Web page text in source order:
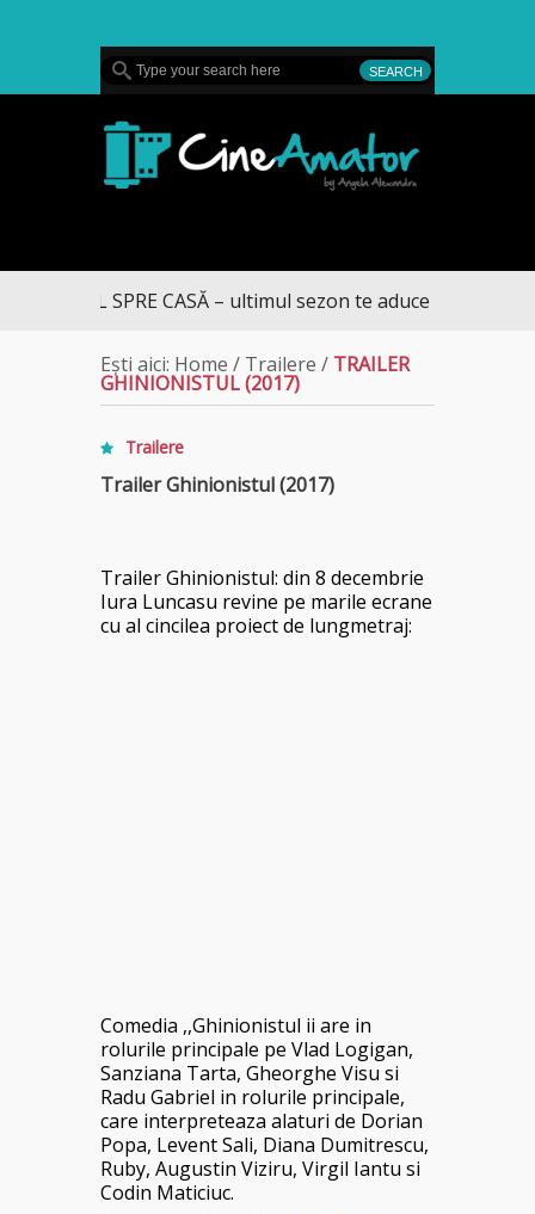
DRUMUL SPRE CASĂ – ultimul sezon te aduce la DIVA
Ești aici: Home / Trailere / TRAILER
GHINIONISTUL (2017)
Trailere
Trailer Ghinionistul (2017)
Trailer Ghinionistul: din 8 decembrie
Iura Luncasu revine pe marile ecrane
cu al cincilea proiect de lungmetraj:
Comedia ,,Ghinionistul ii are in
rolurile principale pe Vlad Logigan,
Sanziana Tarta, Gheorghe Visu si
Radu Gabriel in rolurile principale,
care interpreteaza alaturi de Dorian
Popa, Levent Sali, Diana Dumitrescu,
Ruby, Augustin Viziru, Virgil Iantu si
Codin Maticiuc.